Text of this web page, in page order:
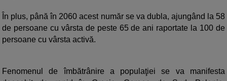
În plus, până în 2060 acest număr se va dubla, ajungând la 58
de persoane cu vârsta de peste 65 de ani raportate la 100 de
persoane cu vârsta activă.
Fenomenul de îmbătrânire a populaţiei se va manifesta